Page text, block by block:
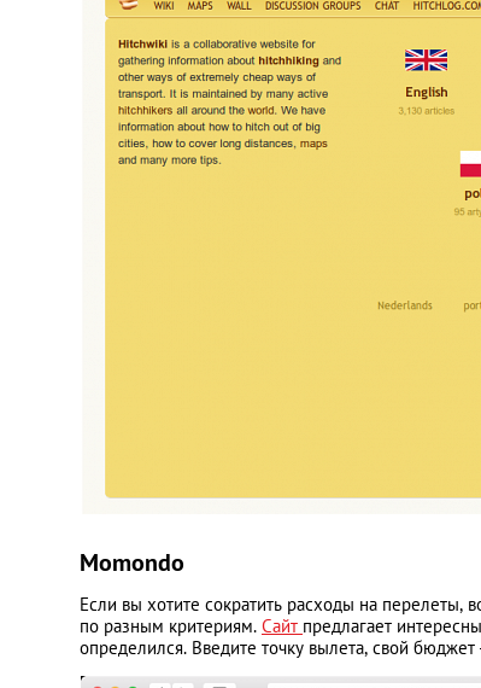
Momondo
Если вы хотите сократить расходы на перелеты,
по разным критериям. Сайт предлагает
определился. Введите точку вылета, свой